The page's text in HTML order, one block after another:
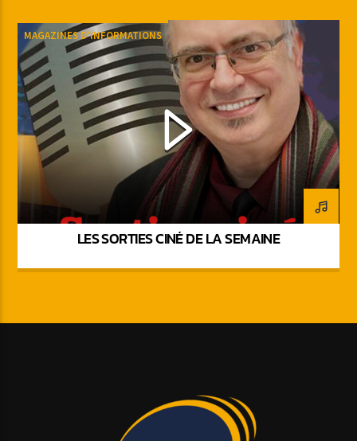
MAGAZINES D'INFORMATIONS
LES SORTIES CINÉ DE LA SEMAINE